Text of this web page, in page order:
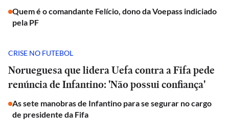
Quem é o comandante Felício, dono da Voepass indiciado
pela PF
CRISE NO FUTEBOL
Norueguesa que lidera Uefa contra a Fifa pede
renúncia de Infantino: 'Não possui confiança'
As sete manobras de Infantino para se segurar no cargo
de presidente da Fifa